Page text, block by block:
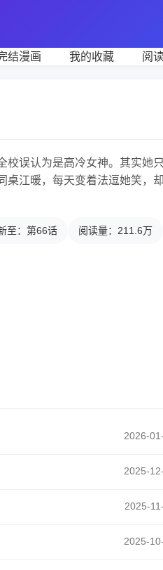
结漫画 我的收藏 阅
校误认为是高冷女神。其实她
桌江暖，每天变着法逗她笑，
至：第66话 阅读量：211.6万
2026-
2025-
2025-
2025-